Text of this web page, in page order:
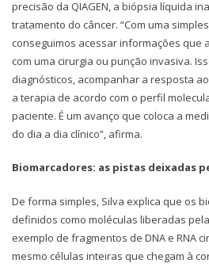
precisão da QIAGEN, a biópsia líquida
tratamento do câncer. “Com uma
conseguimos acessar informações que
com uma cirurgia ou punção invasiva.
diagnósticos, acompanhar a resposta
a terapia de acordo com o perfil
paciente. É um avanço que coloca a
do dia a dia clínico”, afirma.
Biomarcadores: as pistas deixadas
De forma simples, Silva explica que os
definidos como moléculas liberadas
exemplo de fragmentos de DNA e RNA
mesmo células inteiras que chegam à